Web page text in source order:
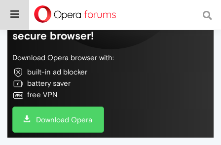
Do more on the web, with a fast and
secure browser!
Download Opera browser with:
built-in ad blocker
battery saver
free VPN
Download Opera